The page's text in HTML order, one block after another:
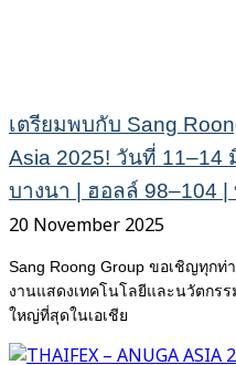
เตรียมพบกับ Sang
Asia 2025! วันที่ 11–14
บางนา | ฮอลล์ 98–104 |
20 November 2025
Sang Roong Group ขอเชิญทุกท่
งานแสดงเทคโนโลยีและนวัตก
ใหญ่ที่สุดในเอเชีย